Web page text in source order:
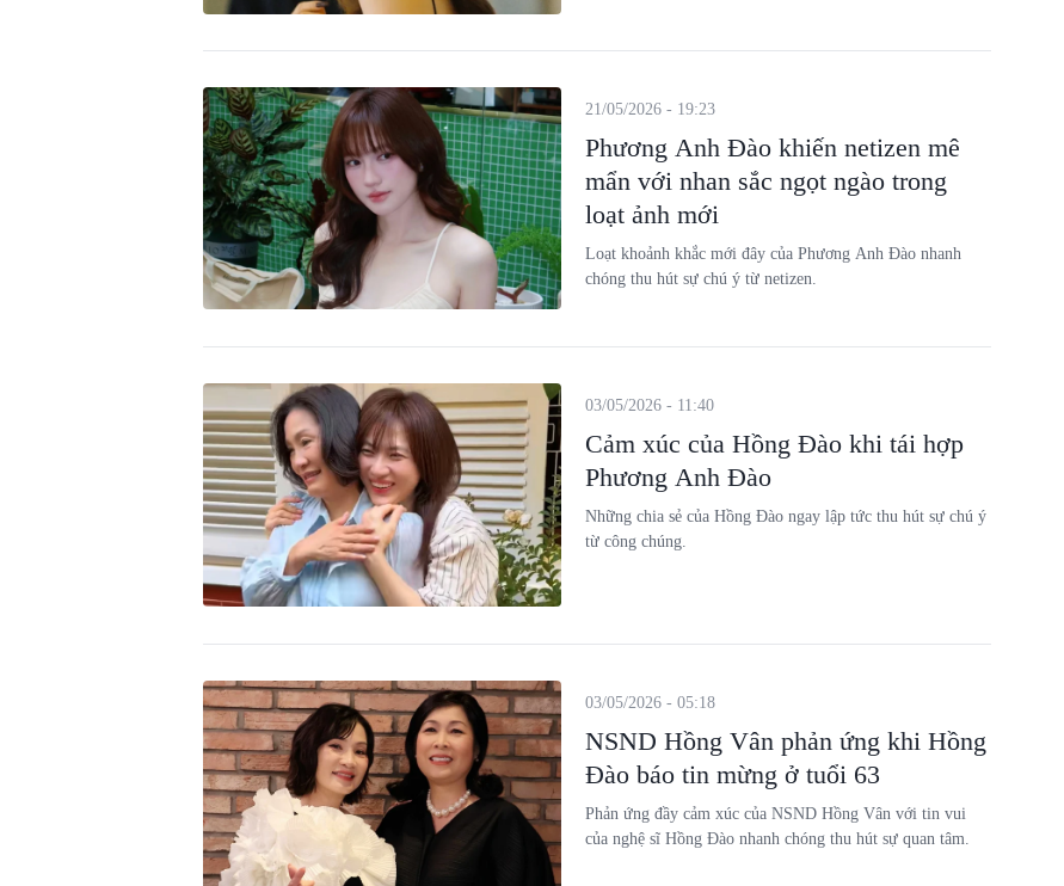
Phương Anh Đào khiến netizen mê
mẩn với nhan sắc ngọt ngào trong
loạt ảnh mới
21/05/2026 - 19:23
Loạt khoảnh khắc mới đây của Phương Anh Đào nhanh
chóng thu hút sự chú ý từ netizen.
Cảm xúc của Hồng Đào khi tái hợp
Phương Anh Đào
03/05/2026 - 11:40
Những chia sẻ của Hồng Đào ngay lập tức thu hút sự chú ý
từ công chúng.
NSND Hồng Vân phản ứng khi Hồng
Đào báo tin mừng ở tuổi 63
03/05/2026 - 05:18
Phản ứng đầy cảm xúc của NSND Hồng Vân với tin vui
của nghệ sĩ Hồng Đào nhanh chóng thu hút sự quan tâm.